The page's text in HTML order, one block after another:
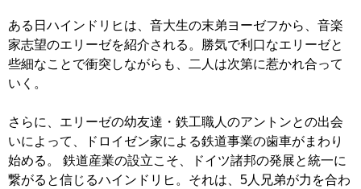
ある日ハインドリヒは、音大生の末弟ヨーゼフから、音楽
家志望のエリーゼを紹介される。勝気で利口なエリーゼと
些細なことで衝突しながらも、二人は次第に惹かれ合って
いく。
さらに、エリーゼの幼友達・鉄工職人のアントンとの出会
いによって、ドロイゼン家による鉄道事業の歯車がまわり
始める。 鉄道産業の設立こそ、ドイツ諸邦の発展と統一に
繋がると信じるハインドリヒ。それは、5人兄弟が力を合わ